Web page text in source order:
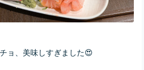
ョ、美味しすぎました😍